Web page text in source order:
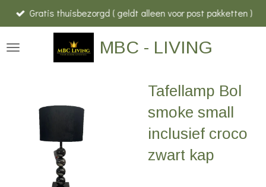
Ga
direct
naar
MBC - LIVING
Gratis thuisbezorgd ( geldt alleen voor post pakketten )
Tafellamp Bol
smoke small
inclusief croco
zwart kap